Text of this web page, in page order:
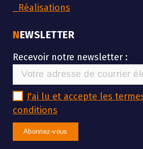
Réalisations
NEWSLETTER
Recevoir notre newsletter :
J'ai lu et accepte les
conditions